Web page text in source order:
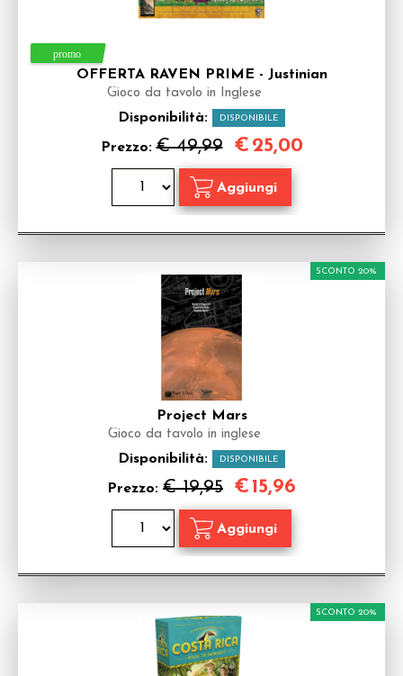
OFFERTA RAVEN PRIME - Justinian
Gioco da tavolo in Inglese
Disponibilità: DISPONIBILE
Prezzo:€ 49,99 € 25,00
Project Mars
Gioco da tavolo in inglese
Disponibilità: DISPONIBILE
Prezzo: € 19,95
SCONTO 20%
€15,96
SCONTO 20%